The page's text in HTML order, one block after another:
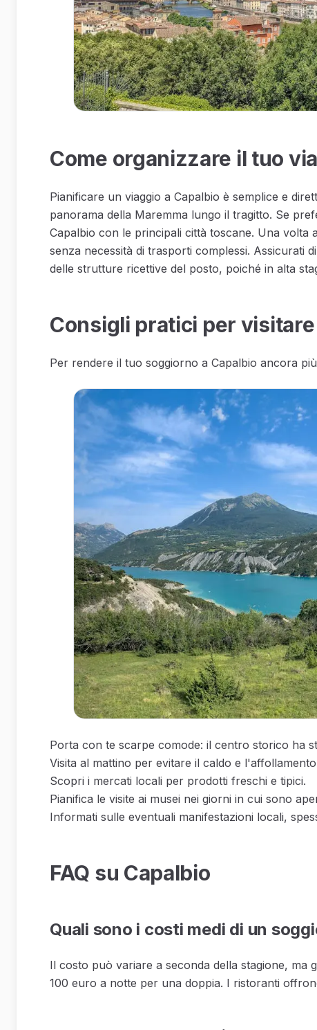
Come organizzare il tuo
Pianificare un viaggio a Capalbio è semplice e
panorama della Maremma lungo il tragitto. Se
Capalbio con le principali città toscane. Una
senza necessità di trasporti complessi. Assicurati
delle strutture ricettive del posto, poiché in alta
Consigli pratici per
Per rendere il tuo soggiorno a Capalbio ancora
Porta con te scarpe comode: il centro storico ha
Visita al mattino per evitare il caldo e
Scopri i mercati locali per prodotti freschi e tipici.
Pianifica le visite ai musei nei giorni in cui sono
Informati sulle eventuali manifestazioni locali,
FAQ su Capalbio
Quali sono i costi medi di un
Il costo può variare a seconda della stagione, ma
100 euro a notte per una doppia. I ristoranti